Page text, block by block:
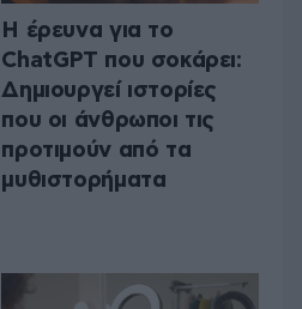
H έρευνα για το
ChatGPT που σοκάρει:
Δημιουργεί ιστορίες
που οι άνθρωποι τις
προτιμούν από τα
μυθιστορήματα